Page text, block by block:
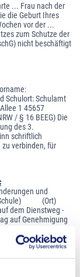
... Frau nach der
die Geburt Ihres
vor der ...
zum Schutze der
nicht beschäftigt
Schulort: Schulamt
1 45657
/ § 16 BEEG) Die
des 3.
schriftlich
verbinden, für
und
(Schule) (Ort)
Dienstweg -
auf Genehmigung
2. Die
dem/den
Ort des Beginns